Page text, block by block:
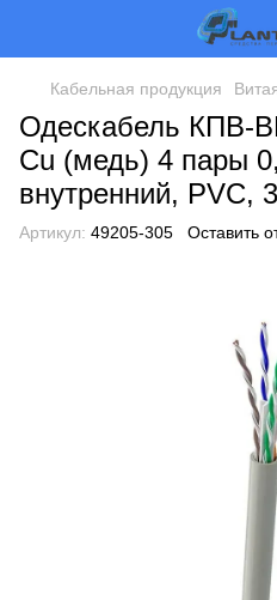
Кабельная продукция
Одескабель КПВ-
Cu (медь) 4 пары
внутренний, PVC,
Артикул: 49205-305 Оставить